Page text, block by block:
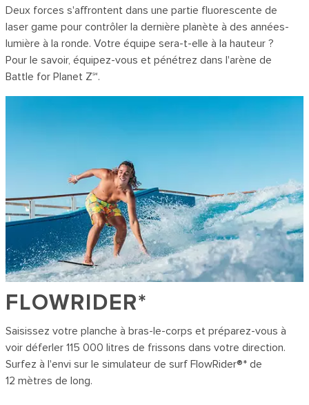
Deux forces s'affrontent dans une partie fluorescente de
laser game pour contrôler la dernière planète à des années-
lumière à la ronde. Votre équipe sera-t-elle à la hauteur ?
Pour le savoir, équipez-vous et pénétrez dans l'arène de
Battle for Planet Z℠.
FLOWRIDER*
Saisissez votre planche à bras-le-corps et préparez-vous à
voir déferler 115 000 litres de frissons dans votre direction.
Surfez à l'envi sur le simulateur de surf FlowRider®* de
12 mètres de long.